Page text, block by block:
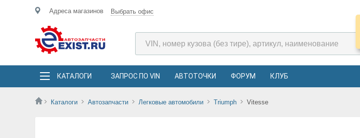
Адреса магазинов Выбрать офис
КАТАЛОГИ ЗАПРОС ПО VIN АВТОТОЧКИ ФОРУМ КЛУБ
Каталоги Автозапчасти Легковые автомобили Triumph Vitesse